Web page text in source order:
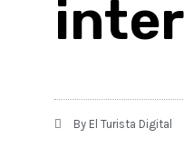
By El Turista Digital